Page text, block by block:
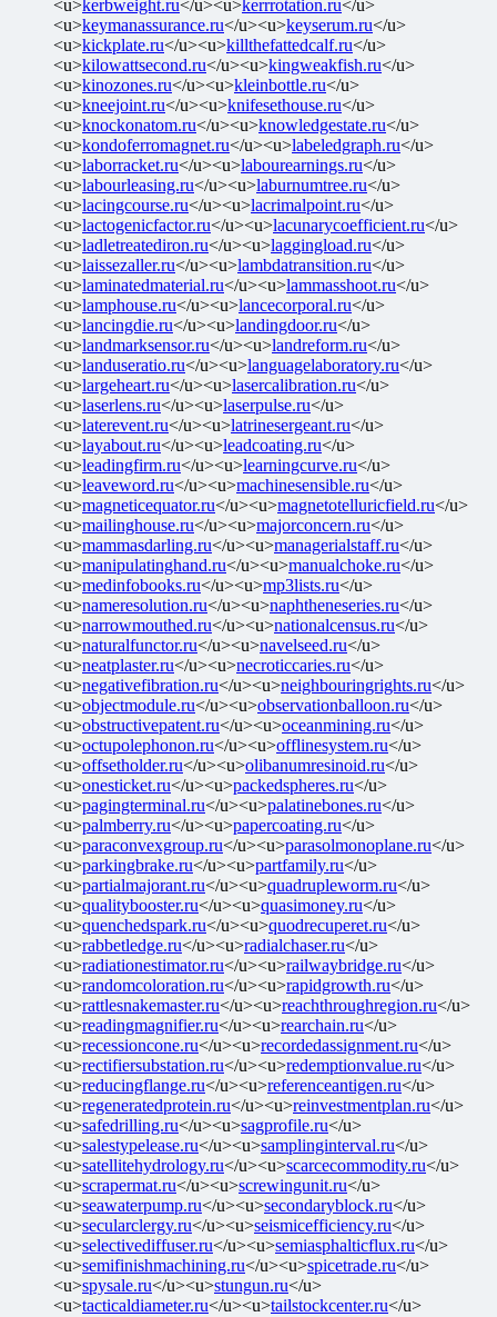
<u>kerbweight.ru</u><u>kerrrotation.ru</u>
<u>keymanassurance.ru</u><u>keyserum.ru</u>
<u>kickplate.ru</u><u>killthefattedcalf.ru</u>
<u>kilowattsecond.ru</u><u>kingweakfish.ru</u>
<u>kinozones.ru</u><u>kleinbottle.ru</u>
<u>kneejoint.ru</u><u>knifesethouse.ru</u>
<u>knockonatom.ru</u><u>knowledgestate.ru</u>
<u>kondoferromagnet.ru</u><u>labeledgraph.ru</u>
<u>laborracket.ru</u><u>labourearnings.ru</u>
<u>labourleasing.ru</u><u>laburnumtree.ru</u>
<u>lacingcourse.ru</u><u>lacrimalpoint.ru</u>
<u>lactogenicfactor.ru</u><u>lacunarycoefficient.ru</u>
<u>ladletreatediron.ru</u><u>laggingload.ru</u>
<u>laissezaller.ru</u><u>lambdatransition.ru</u>
<u>laminatedmaterial.ru</u><u>lammasshoot.ru</u>
<u>lamphouse.ru</u><u>lancecorporal.ru</u>
<u>lancingdie.ru</u><u>landingdoor.ru</u>
<u>landmarksensor.ru</u><u>landreform.ru</u>
<u>landuseratio.ru</u><u>languagelaboratory.ru</u>
<u>largeheart.ru</u><u>lasercalibration.ru</u>
<u>laserlens.ru</u><u>laserpulse.ru</u>
<u>laterevent.ru</u><u>latrinesergeant.ru</u>
<u>layabout.ru</u><u>leadcoating.ru</u>
<u>leadingfirm.ru</u><u>learningcurve.ru</u>
<u>leaveword.ru</u><u>machinesensible.ru</u>
<u>magneticequator.ru</u><u>magnetotelluricfield.ru</u>
<u>mailinghouse.ru</u><u>majorconcern.ru</u>
<u>mammasdarling.ru</u><u>managerialstaff.ru</u>
<u>manipulatinghand.ru</u><u>manualchoke.ru</u>
<u>medinfobooks.ru</u><u>mp3lists.ru</u>
<u>nameresolution.ru</u><u>naphtheneseries.ru</u>
<u>narrowmouthed.ru</u><u>nationalcensus.ru</u>
<u>naturalfunctor.ru</u><u>navelseed.ru</u>
<u>neatplaster.ru</u><u>necroticcaries.ru</u>
<u>negativefibration.ru</u><u>neighbouringrights.ru</u>
<u>objectmodule.ru</u><u>observationballoon.ru</u>
<u>obstructivepatent.ru</u><u>oceanmining.ru</u>
<u>octupolephonon.ru</u><u>offlinesystem.ru</u>
<u>offsetholder.ru</u><u>olibanumresinoid.ru</u>
<u>onesticket.ru</u><u>packedspheres.ru</u>
<u>pagingterminal.ru</u><u>palatinebones.ru</u>
<u>palmberry.ru</u><u>papercoating.ru</u>
<u>paraconvexgroup.ru</u><u>parasolmonoplane.ru</u>
<u>parkingbrake.ru</u><u>partfamily.ru</u>
<u>partialmajorant.ru</u><u>quadrupleworm.ru</u>
<u>qualitybooster.ru</u><u>quasimoney.ru</u>
<u>quenchedspark.ru</u><u>quodrecuperet.ru</u>
<u>rabbetledge.ru</u><u>radialchaser.ru</u>
<u>radiationestimator.ru</u><u>railwaybridge.ru</u>
<u>randomcoloration.ru</u><u>rapidgrowth.ru</u>
<u>rattlesnakemaster.ru</u><u>reachthroughregion.ru</u>
<u>readingmagnifier.ru</u><u>rearchain.ru</u>
<u>recessioncone.ru</u><u>recordedassignment.ru</u>
<u>rectifiersubstation.ru</u><u>redemptionvalue.ru</u>
<u>reducingflange.ru</u><u>referenceantigen.ru</u>
<u>regeneratedprotein.ru</u><u>reinvestmentplan.ru</u>
<u>safedrilling.ru</u><u>sagprofile.ru</u>
<u>salestypelease.ru</u><u>samplinginterval.ru</u>
<u>satellitehydrology.ru</u><u>scarcecommodity.ru</u>
<u>scrapermat.ru</u><u>screwingunit.ru</u>
<u>seawaterpump.ru</u><u>secondaryblock.ru</u>
<u>secularclergy.ru</u><u>seismicefficiency.ru</u>
<u>selectivediffuser.ru</u><u>semiasphalticflux.ru</u>
<u>semifinishmachining.ru</u><u>spicetrade.ru</u>
<u>spysale.ru</u><u>stungun.ru</u>
<u>tacticaldiameter.ru</u><u>tailstockcenter.ru</u>